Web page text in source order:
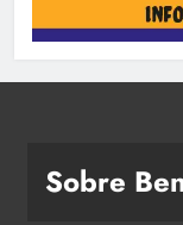
Sobre